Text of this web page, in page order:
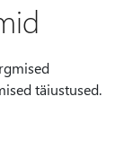
täiustused.